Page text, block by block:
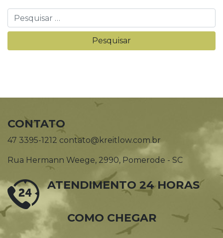
CONTATO
47 3395-1212 contato@kreitlow.com.br
Rua Hermann Weege, 2990, Pomerode - SC
ATENDIMENTO 24 HORAS
COMO CHEGAR